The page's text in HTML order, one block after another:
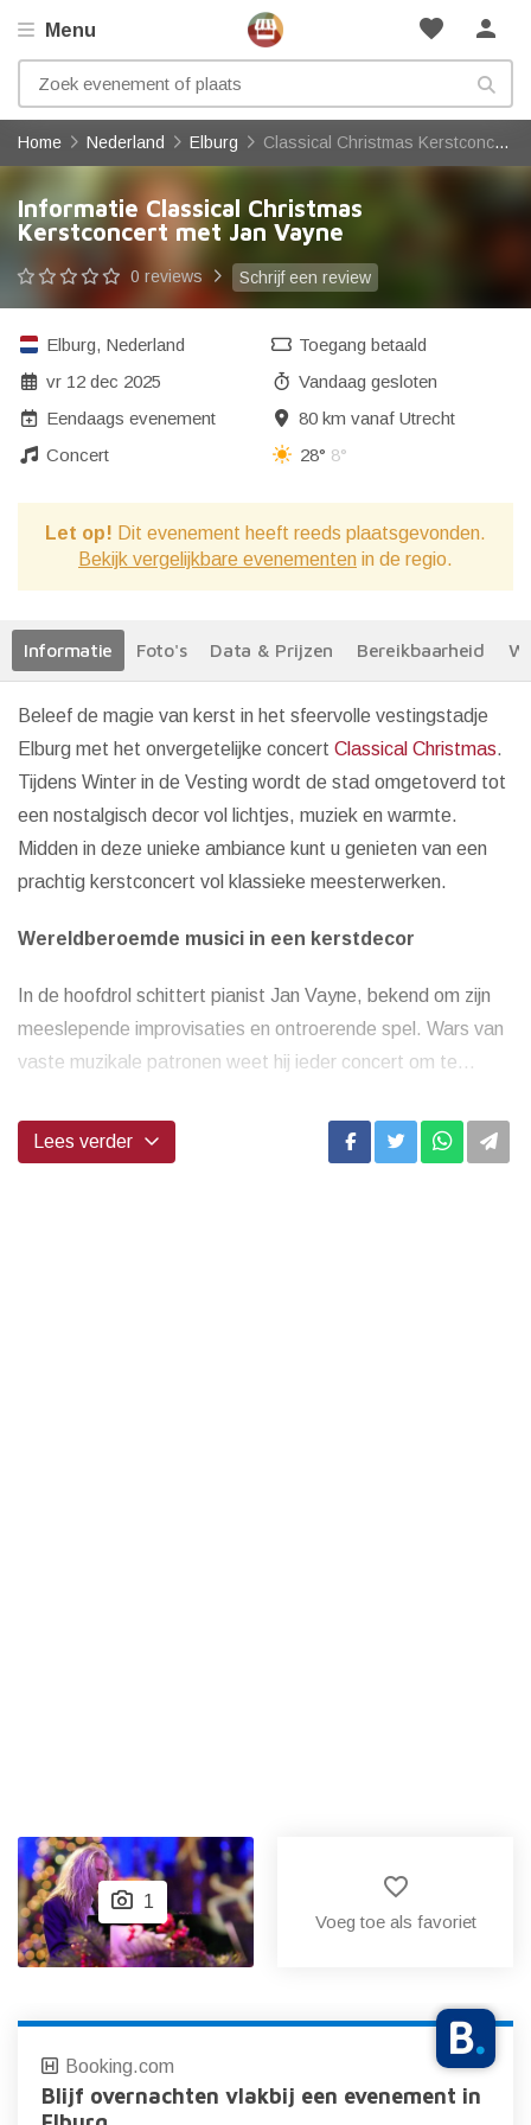
favorite person
Menu
Home Nederland Elburg Classical Christmas Kerstconcert met Jan Vayne
Informatie Classical Christmas
Kerstconcert met Jan Vayne
0 reviews Schrijf een review
Elburg, Nederland
vr 12 dec 2025
Eendaags evenement
Concert
Toegang betaald
Vandaag gesloten
80 km vanaf Utrecht
28° 8°
Let op! Dit evenement heeft reeds plaatsgevonden.
Bekijk vergelijkbare evenementen in de regio.
Informatie Foto's Data & Prijzen Bereikbaarheid
Beleef de magie van kerst in het sfeervolle vestingstadje
Elburg met het onvergetelijke concert Classical Christmas.
Tijdens Winter in de Vesting wordt de stad omgetoverd tot
een nostalgisch decor vol lichtjes, muziek en warmte.
Midden in deze unieke ambiance kunt u genieten van een
prachtig kerstconcert vol klassieke meesterwerken.
Wereldberoemde musici in een kerstdecor
In de hoofdrol schittert pianist Jan Vayne, bekend om zijn
meeslepende improvisaties en ontroerende spel. Wars van
vaste muzikale patronen weet hij ieder concert om te...
Lees verder
1
favorite_border
Voeg toe als favoriet
Booking.com
Blijf overnachten vlakbij een evenement in